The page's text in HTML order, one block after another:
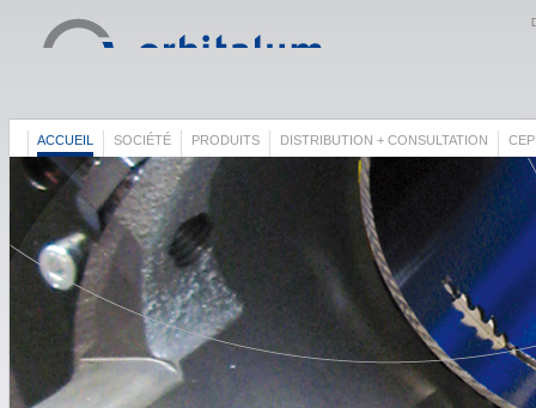
ACCUEIL SOCIÉTÉ PRODUITS DISTRIBUTION + CONSULTATION